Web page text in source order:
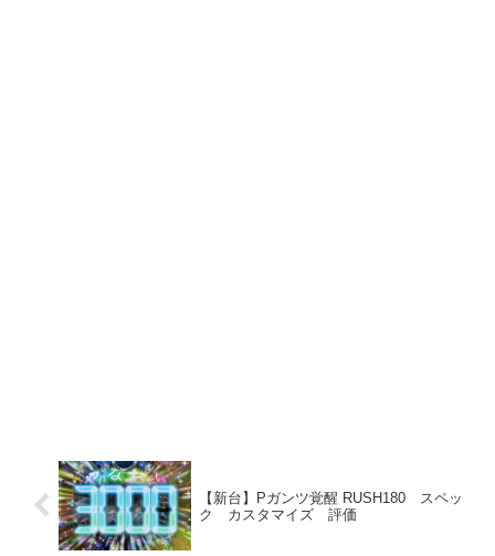
【新台】Pガンツ覚醒 RUSH180 スペッ
ク カスタマイズ 評価